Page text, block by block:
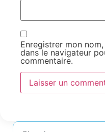
Enregistrer mon
dans le navigateur
commentaire.